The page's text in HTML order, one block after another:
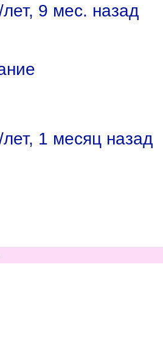
лет, 9 мес. назад
лет, 1 месяц назад